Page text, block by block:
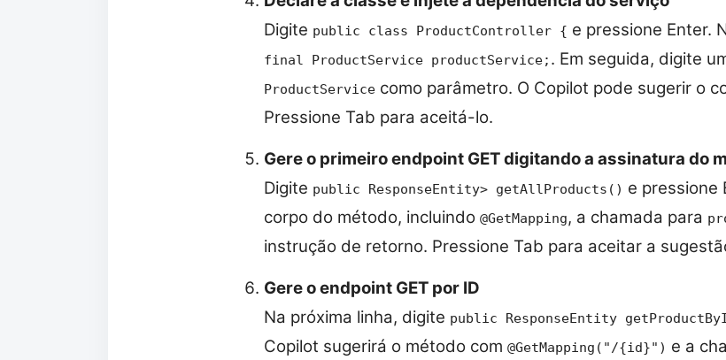
Digite public class ProductController { e pressione Enter.
final ProductService productService; . Em seguida, digite
ProductServicecomo parâmetro. O Copilot pode sugerir o
Pressione Tab para aceitá-lo.
Gere o primeiro endpoint GET digitando a assinatura do
Digite public ResponseEntity> getAllProducts() e pressione
corpo do método, incluindo @GetMapping, a chamada para
instrução de retorno. Pressione Tab para aceitar a
Gere o endpoint GET por ID
Na próxima linha, digite public ResponseEntity
Copilot sugerirá o método com @GetMapping("/{id}") e a